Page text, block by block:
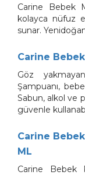
Carine Bebek
kolayca nüfuz
sunar.
Carine
Göz
Şampuanı,
Sabun, alkol ve
güvenle
Carine
ML
Carine Bebek